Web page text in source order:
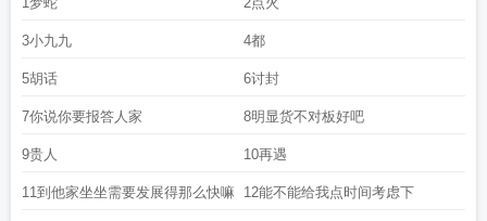
读笔趣阁柳仙白
柳仙白无罪国度讲的什么
3小九九 4都
5胡话 6讨封
7你说你要报答人家 8明显货不对板好吧
9贵人 10再遇
11到他家坐坐需要发展得那么快嘛 12能不能给我点时间考虑下